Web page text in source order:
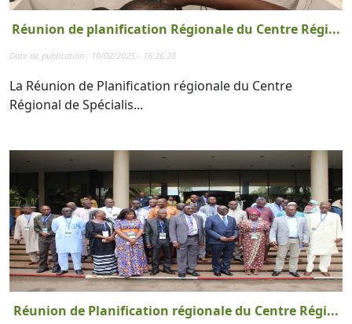
Réunion de planification Régionale du Centre Régi...
Date de publication : 10/02/2025 - 16:26:28
La Réunion de Planification régionale du Centre
Régional de Spécialis...
Réunion de Planification régionale du Centre Régi...